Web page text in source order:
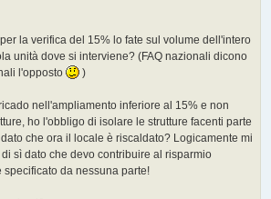
la verifica del 15% lo fate sul volume dell'intero
unità dove si interviene? (FAQ nazionali dicono
l'opposto
)
nell'ampliamento inferiore al 15% e non
ho l'obbligo di isolare le strutture facenti parte
che ora il locale è riscaldato? Logicamente mi
sì dato che devo contribuire al risparmio
specificato da nessuna parte!